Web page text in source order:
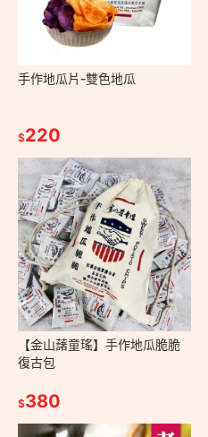
手作地瓜片-雙色地瓜
$220
【金山藷童瑤】手作地瓜脆脆
復古包
$380